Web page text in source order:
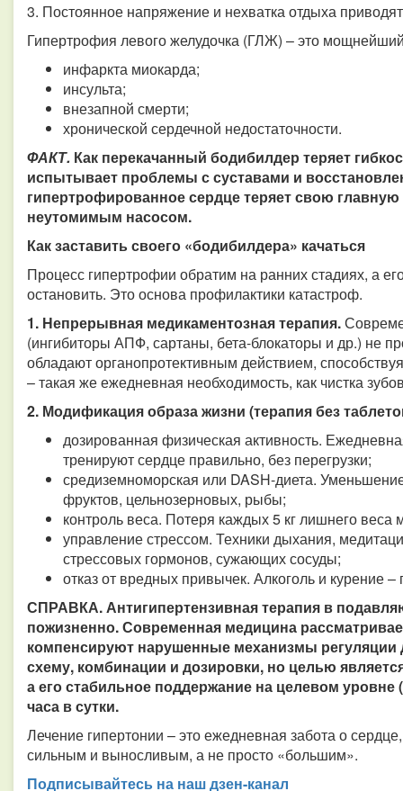
3. Постоянное напряжение и нехватка отдыха
Гипертрофия левого желудочка (ГЛЖ) – это
инфаркта миокарда;
инсульта;
внезапной смерти;
хронической сердечной недостаточности.
ФАКТ. Как перекачанный бодибилдер теряет
испытывает проблемы с суставами и
гипертрофированное сердце теряет свою
неутомимым насосом.
Как заставить своего «бодибилдера» качаться
Процесс гипертрофии обратим на ранних стадиях, а
остановить. Это основа профилактики катастроф.
1. Непрерывная медикаментозная терапия.
(ингибиторы АПФ, сартаны, бета-блокаторы и др.) не
обладают органопротективным действием,
– такая же ежедневная необходимость, как чистка
2. Модификация образа жизни (терапия без
дозированная физическая активность.
тренируют сердце правильно, без перегрузки;
средиземноморская или DASH-диета.
фруктов, цельнозерновых, рыбы;
контроль веса. Потеря каждых 5 кг лишнего веса
управление стрессом. Техники дыхания,
стрессовых гормонов, сужающих сосуды;
отказ от вредных привычек. Алкоголь и курение
СПРАВКА. Антигипертензивная терапия в
пожизненно. Современная медицина
компенсируют нарушенные механизмы регуляции
схему, комбинации и дозировки, но целью
а его стабильное поддержание на целевом уровне
часа в сутки.
Лечение гипертонии – это ежедневная забота о
сильным и выносливым, а не просто «большим».
Подписывайтесь на наш дзен-канал